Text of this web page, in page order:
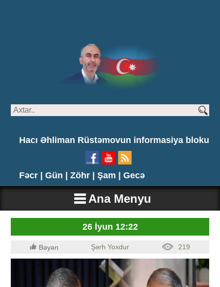
Hacı Əhliman Rüstəmovun informasiya bloku
Fəcr | Gün | Zöhr | Şam | Gecə
Ana Menyu
26 İyun 12:22
Bəyən Şərh Yoxdur 219